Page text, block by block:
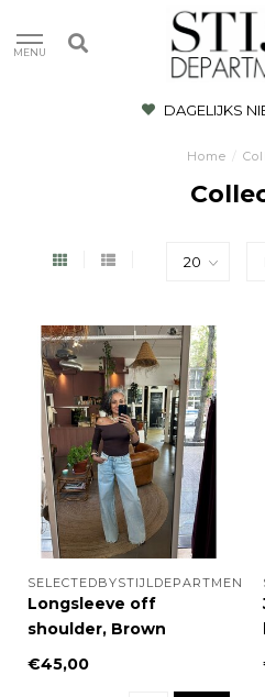
MENU
DAGELIJKS
Home /
SELECTEDBYSTIJLDEPARTMENT
Longsleeve off
shoulder, Brown
€45,00